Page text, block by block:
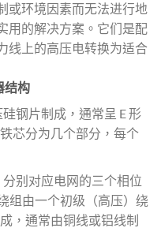
或环境因素而无法进行地
用的解决方案。它们是配
线上的高压电转换为适合
结构
钢片制成，通常呈 E 形
芯分为几个部分，每个
别对应电网的三个相位
组由一个初级（高压）绕
，通常由铜线或铝线制